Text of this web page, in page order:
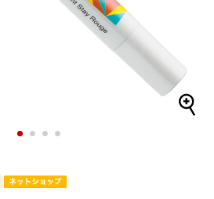
1 2 3 4